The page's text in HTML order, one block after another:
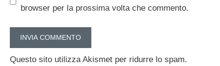
browser per la prossima volta che commento.
Questo sito utilizza Akismet per ridurre lo spam.